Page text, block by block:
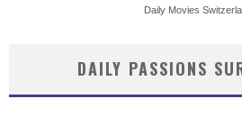
Daily Movies
DAILY PASSIONS